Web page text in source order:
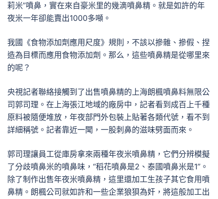
莉米”噴鼻，實在來自豪米里的幾滴噴鼻精。就是如許的年
夜米一年卻能賣出1000多噸。
我國《食物添加劑應用尺度》規則，不該以摻雜、摻假、捏
造為目標而應用食物添加劑。那么，這些噴鼻精是從哪里來
的呢？
央視記者聯絡接觸到了出售噴鼻精的上海朗楓噴鼻料無限公
司郭司理。在上海張江地域的廠房中，記者看到成百上千種
原料被隨便堆放，年夜部門外包裝上貼著各類代號，看不到
詳細稱號。記者靠近一聞，一股刺鼻的滋味劈面而來。
郭司理讓員工從庫房拿來兩種年夜米噴鼻精，它們分辨模擬
了分歧噴鼻米的噴鼻味，“稻花噴鼻是2、泰國噴鼻米是1”。
除了制作出售年夜米噴鼻精，這里還加工生孩子其它食用噴
鼻精。朗楓公司就如許和一些企業狼狽為奸，將這般加工出